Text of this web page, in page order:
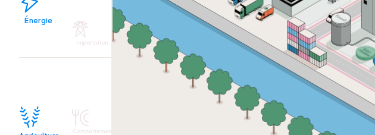
Énergie
Importation
Comportemen